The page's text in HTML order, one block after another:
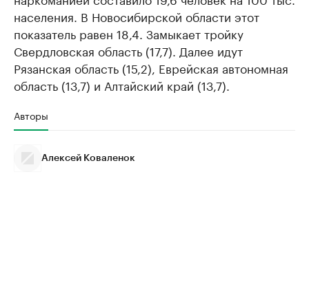
населения. В Новосибирской области этот
показатель равен 18,4. Замыкает тройку
Свердловская область (17,7). Далее идут
Рязанская область (15,2), Еврейская автономная
область (13,7) и Алтайский край (13,7).
Авторы
Алексей Коваленок